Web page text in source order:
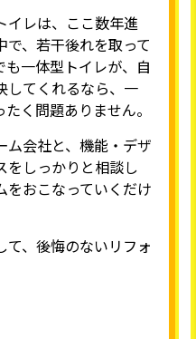
イレは、ここ数年進
、若干後れを取って
一体型トイレが、自
してくれるなら、一
く問題ありません。
ム会社と、機能・デザ
をしっかりと相談し
をおこなっていくだけ
、後悔のないリフォ